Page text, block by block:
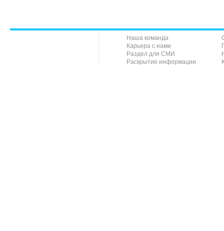
Наша команда
Карьера с нами
Раздел для СМИ
Раскрытие информации